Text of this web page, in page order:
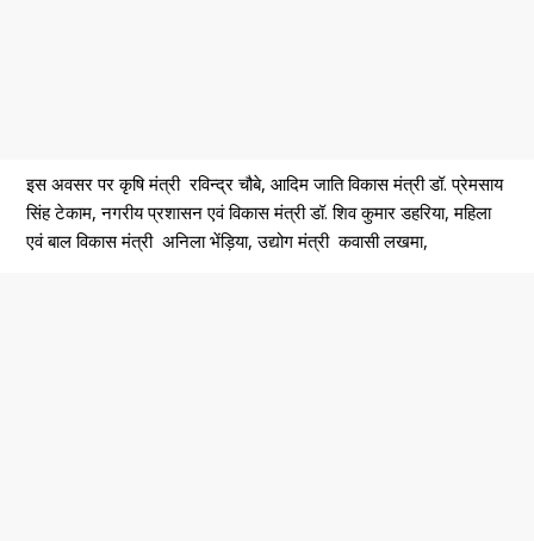
इस अवसर पर कृषि मंत्री रविन्द्र चौबे, आदिम जाति विकास मंत्री डॉ. प्रेमसाय
सिंह टेकाम, नगरीय प्रशासन एवं विकास मंत्री डॉ. शिव कुमार डहरिया, महिला
एवं बाल विकास मंत्री अनिला भेंड़िया, उद्योग मंत्री कवासी लखमा,